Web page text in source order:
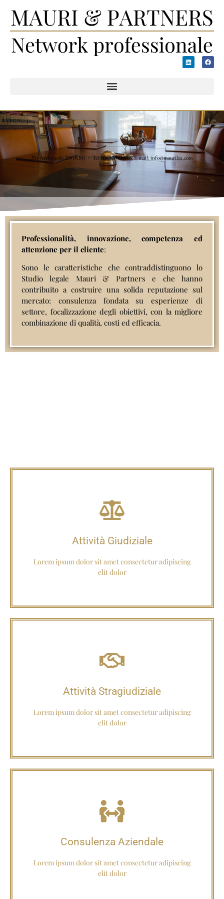
Via Archimede 205 (RM) ・ Tel.: 06 808 4297・ E-mail: info@maurilex.com
Professionalità, innovazione, competenza ed
attenzione per il cliente:
Sono le caratteristiche che contraddistinguono lo
Studio legale Mauri & Partners e che hanno
contribuito a costruire una solida reputazione sul
mercato: consulenza fondata su esperienze di
settore, focalizzazione degli obiettivi, con la migliore
combinazione di qualità, costi ed efficacia.
Attività Giudiziale
Lorem ipsum dolor sit amet consectetur adipiscing
elit dolor
Attività Stragiudiziale
Lorem ipsum dolor sit amet consectetur adipiscing
elit dolor
Consulenza Aziendale
Lorem ipsum dolor sit amet consectetur adipiscing
elit dolor